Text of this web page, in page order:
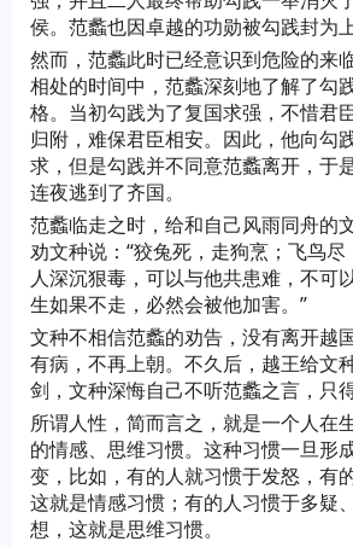
侯。范蠡也因卓越的功勋被勾践封为上
然而，范蠡此时已经意识到危险的来
相处的时间中，范蠡深刻地了解了勾
格。当初勾践为了复国求强，不惜君
归附，难保君臣相安。因此，他向勾
求，但是勾践并不同意范蠡离开，于
连夜逃到了齐国。
范蠡临走之时，给和自己风雨同舟的
劝文种说：“狡兔死，走狗烹；飞鸟
人深沉狠毒，可以与他共患难，不可
生如果不走，必然会被他加害。”
文种不相信范蠡的劝告，没有离开越
有病，不再上朝。不久后，越王给文
剑，文种深悔自己不听范蠡之言，只
所谓人性，简而言之，就是一个人在
的情感、思维习惯。这种习惯一旦形
变，比如，有的人就习惯于发怒，有
这就是情感习惯；有的人习惯于多疑
想，这就是思维习惯。